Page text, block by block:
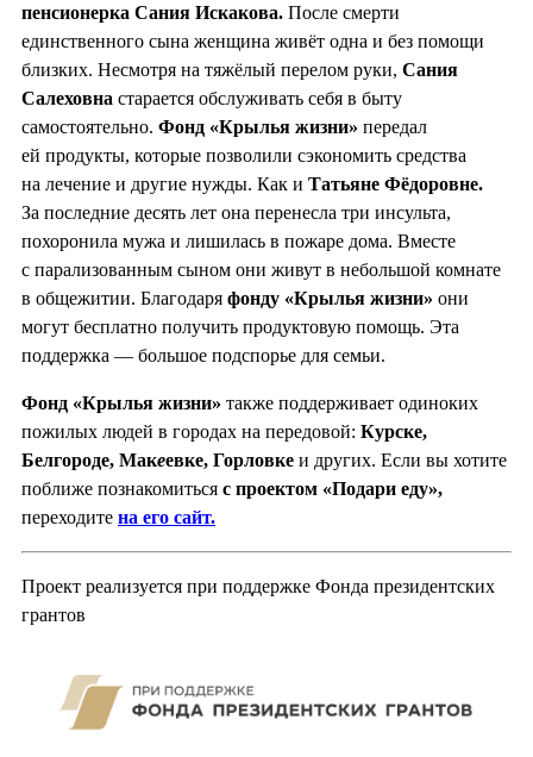
пенсионерка Сания Искакова. После смерти
единственного сына женщина живёт одна и без помощи
близких. Несмотря на тяжёлый перелом руки, Сания
Салеховна старается обслуживать себя в быту
самостоятельно. Фонд «Крылья жизни» передал
ей продукты, которые позволили сэкономить средства
на лечение и другие нужды. Как и Татьяне Фёдоровне.
За последние десять лет она перенесла три инсульта,
похоронила мужа и лишилась в пожаре дома. Вместе
с парализованным сыном они живут в небольшой комнате
в общежитии. Благодаря фонду «Крылья жизни» они
могут бесплатно получить продуктовую помощь. Эта
поддержка — большое подспорье для семьи.
Фонд «Крылья жизни» также поддерживает одиноких
пожилых людей в городах на передовой: Курске,
Белгороде, Макеевке, Горловке и других. Если вы хотите
поближе познакомиться с проектом «Подари еду»,
переходите на его сайт.
Проект реализуется при поддержке Фонда президентских
грантов